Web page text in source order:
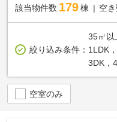
該当物件数 179棟 空
絞り込み条件：
35㎡以
1LDK
3DK，
空室のみ